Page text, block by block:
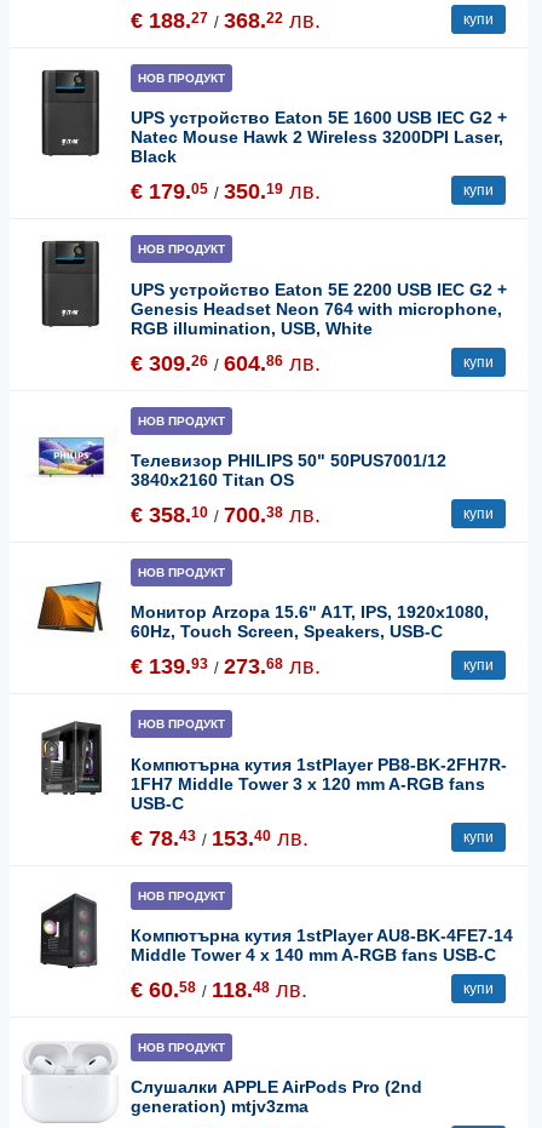
€ 188.27 / 368.22 лв. купи
НОВ ПРОДУКТ
UPS устройство Eaton 5E 1600 USB IEC G2 +
Natec Mouse Hawk 2 Wireless 3200DPI Laser,
Black
€ 179.05 / 350.19 лв. купи
НОВ ПРОДУКТ
UPS устройство Eaton 5E 2200 USB IEC G2 +
Genesis Headset Neon 764 with microphone,
RGB illumination, USB, White
€ 309.26 / 604.86 лв. купи
НОВ ПРОДУКТ
Телевизор PHILIPS 50" 50PUS7001/12
3840x2160 Titan OS
€ 358.10 / 700.38 лв. купи
НОВ ПРОДУКТ
Монитор Arzopa 15.6" A1T, IPS, 1920x1080,
60Hz, Touch Screen, Speakers, USB-C
€ 139.93 / 273.68 лв. купи
НОВ ПРОДУКТ
Компютърна кутия 1stPlayer PB8-BK-2FH7R-
1FH7 Middle Tower 3 x 120 mm A-RGB fans
USB-C
€ 78.43 / 153.40 лв. купи
НОВ ПРОДУКТ
Компютърна кутия 1stPlayer AU8-BK-4FE7-14
Middle Tower 4 x 140 mm A-RGB fans USB-C
€ 60.58 / 118.48 лв. купи
НОВ ПРОДУКТ
Слушалки APPLE AirPods Pro (2nd
generation) mtjv3zma